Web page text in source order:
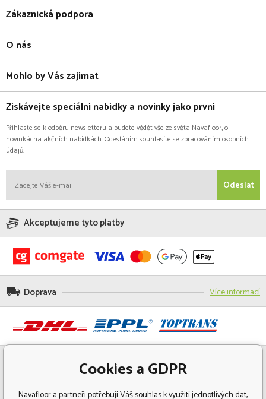
Zákaznická podpora
O nás
Mohlo by Vás zajímat
Získávejte speciální nabídky a novinky jako první
Přihlaste se k odběru newsletteru a budete vědět vše ze světa Navafloor, o
novinkácha akčních nabídkách. Odesláním souhlasíte se zpracováním osobních
údajů.
Odeslat
Akceptujeme tyto platby
Doprava Více informací
Cookies a GDPR
Navafloor a partneři potřebují Váš souhlas k využití jednotlivých dat,